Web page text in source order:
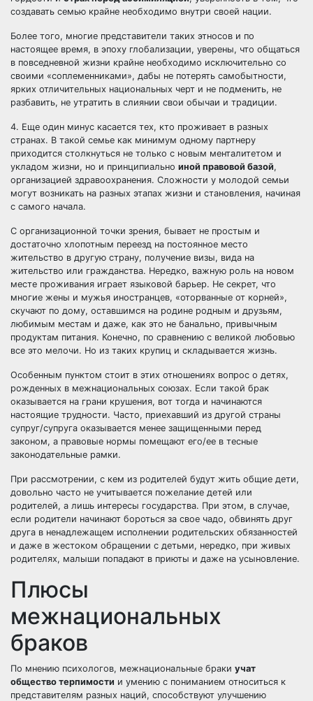
создавать семью крайне необходимо внутри своей нации.
Более того, многие представители таких этносов и по
настоящее время, в эпоху глобализации, уверены, что общаться
в повседневной жизни крайне необходимо исключительно со
своими «соплеменниками», дабы не потерять самобытности,
ярких отличительных национальных черт и не подменить, не
разбавить, не утратить в слиянии свои обычаи и традиции.
4. Еще один минус касается тех, кто проживает в разных
странах. В такой семье как минимум одному партнеру
приходится столкнуться не только с новым менталитетом и
укладом жизни, но и принципиально иной правовой базой,
организацией здравоохранения. Сложности у молодой семьи
могут возникать на разных этапах жизни и становления, начиная
с самого начала.
С организационной точки зрения, бывает не простым и
достаточно хлопотным переезд на постоянное место
жительство в другую страну, получение визы, вида на
жительство или гражданства. Нередко, важную роль на новом
месте проживания играет языковой барьер. Не секрет, что
многие жены и мужья иностранцев, «оторванные от корней»,
скучают по дому, оставшимся на родине родным и друзьям,
любимым местам и даже, как это не банально, привычным
продуктам питания. Конечно, по сравнению с великой любовью
все это мелочи. Но из таких крупиц и складывается жизнь.
Особенным пунктом стоит в этих отношениях вопрос о детях,
рожденных в межнациональных союзах. Если такой брак
оказывается на грани крушения, вот тогда и начинаются
настоящие трудности. Часто, приехавший из другой страны
супруг/супруга оказывается менее защищенными перед
законом, а правовые нормы помещают его/ее в тесные
законодательные рамки.
При рассмотрении, с кем из родителей будут жить общие дети,
довольно часто не учитывается пожелание детей или
родителей, а лишь интересы государства. При этом, в случае,
если родители начинают бороться за свое чадо, обвинять друг
друга в ненадлежащем исполнении родительских обязанностей
и даже в жестоком обращении с детьми, нередко, при живых
родителях, малыши попадают в приюты и даже на усыновление.
Плюсы
межнациональных
браков
По мнению психологов, межнациональные браки учат
общество терпимости и умению с пониманием относиться к
представителям разных наций, способствуют улучшению